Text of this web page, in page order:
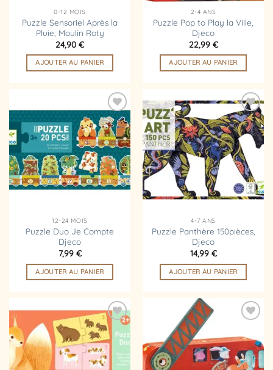
0-12 MOIS
Puzzle Sensoriel Après la
Pluie, Moulin Roty
24,90 €
AJOUTER AU PANIER
2-4 ANS
Puzzle Pop to Play la Ville,
Djeco
22,99 €
AJOUTER AU PANIER
Ajouter
à la
liste
d’envies
12-24 MOIS
Puzzle Duo Je Compte
Djeco
7,99 €
AJOUTER AU PANIER
Ajouter
à la
liste
d’envies
4-7 ANS
Puzzle Panthère 150pièces,
Djeco
14,99 €
AJOUTER AU PANIER
Ajouter
à la
liste
d’envies
à la
d’envies